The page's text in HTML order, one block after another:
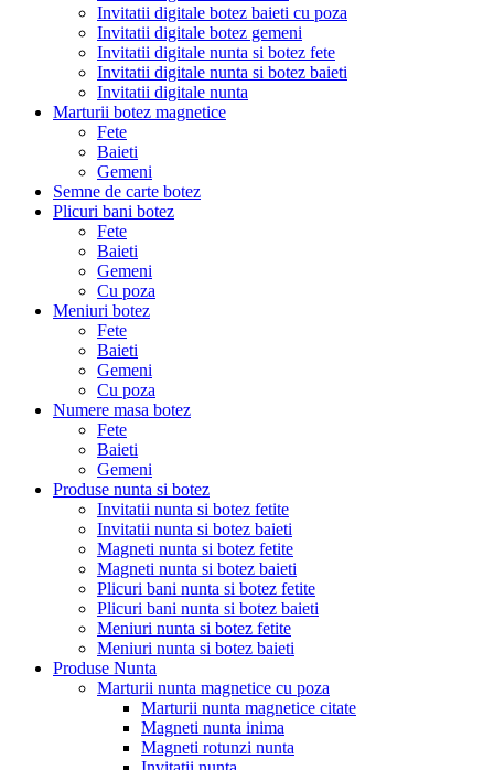
Invitatii digitale botez baieti cu poza
Invitatii digitale botez gemeni
Invitatii digitale nunta si botez fete
Invitatii digitale nunta si botez baieti
Invitatii digitale nunta
Marturii botez magnetice
Fete
Baieti
Gemeni
Semne de carte botez
Plicuri bani botez
Fete
Baieti
Gemeni
Cu poza
Meniuri botez
Fete
Baieti
Gemeni
Cu poza
Numere masa botez
Fete
Baieti
Gemeni
Produse nunta si botez
Invitatii nunta si botez fetite
Invitatii nunta si botez baieti
Magneti nunta si botez fetite
Magneti nunta si botez baieti
Plicuri bani nunta si botez fetite
Plicuri bani nunta si botez baieti
Meniuri nunta si botez fetite
Meniuri nunta si botez baieti
Produse Nunta
Marturii nunta magnetice cu poza
Marturii nunta magnetice citate
Magneti nunta inima
Magneti rotunzi nunta